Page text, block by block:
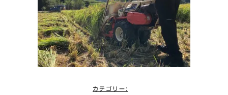
カテゴリー: